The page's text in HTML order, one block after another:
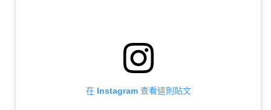
在 Instagram 查看這則貼文